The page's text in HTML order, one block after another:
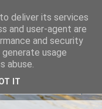
a Brtnice
deliver its services
and user-agent are
and security
usage
abuse.
IT